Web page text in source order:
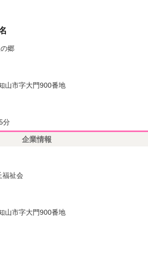
郷
山市字大門900番地
分
企業情報
福祉会
山市字大門900番地